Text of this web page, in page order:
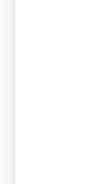
1.
Classe
●
●
2.
Ne
● si
● si
● si
● si
● en